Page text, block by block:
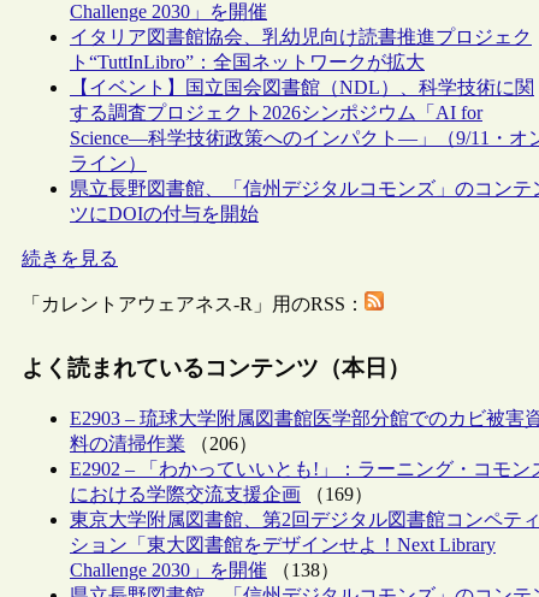
Challenge 2030」を開催
イタリア図書館協会、乳幼児向け読書推進プロジェク
ト“TuttInLibro”：全国ネットワークが拡大
【イベント】国立国会図書館（NDL）、科学技術に関
する調査プロジェクト2026シンポジウム「AI for
Science―科学技術政策へのインパクト―」（9/11・オ
ライン）
県立長野図書館、「信州デジタルコモンズ」のコンテ
ツにDOIの付与を開始
続きを見る
「カレントアウェアネス-R」用のRSS：
よく読まれているコンテンツ（本日）
E2903 – 琉球大学附属図書館医学部分館でのカビ被害
料の清掃作業 （206）
E2902 – 「わかっていいとも!」：ラーニング・コモン
における学際交流支援企画 （169）
東京大学附属図書館、第2回デジタル図書館コンペティ
ション「東大図書館をデザインせよ！Next Library
Challenge 2030」を開催 （138）